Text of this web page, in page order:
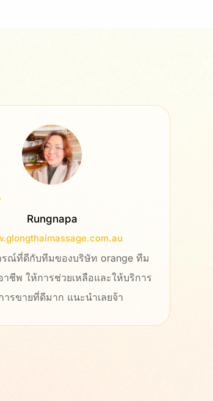
www.sdp.co.th
ทำงานออกมาได้ดีมาก สอนใช้งานระบ
เข้าใจง่าย สามารถแก้ไขปรับแต่งได้เ
ชอบมากครับ